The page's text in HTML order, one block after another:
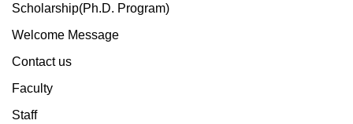
Scholarship(Ph.D. Program)
Welcome Message
Contact us
Faculty
Staff